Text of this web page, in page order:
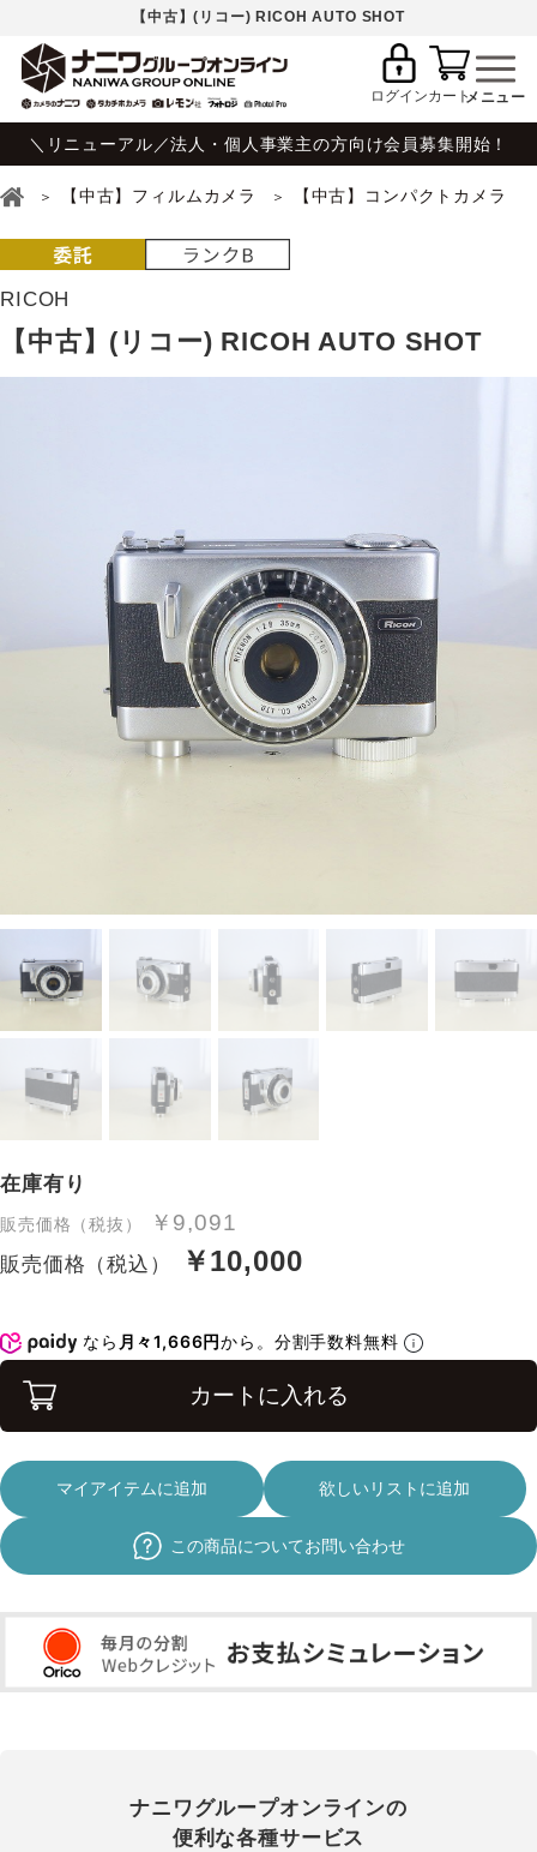
【中古】(リコー) RICOH AUTO SHOT
ログインカート
＼リニューアル／法人・個人事業主の方向け会員募集開始！
【中古】フィルムカメラ 【中古】コンパクトカメラ
RICOH
【中古】(リコー) RICOH AUTO SHOT
在庫有り
販売価格（税抜） ￥9,091
販売価格（税込） ￥10,000
なら 月々1,666円から。分割手数料無料
カートに入れる
マイアイテムに追加 欲しいリストに追加
この商品についてお問い合わせ
ナニワグループオンラインの
便利な各種サービス